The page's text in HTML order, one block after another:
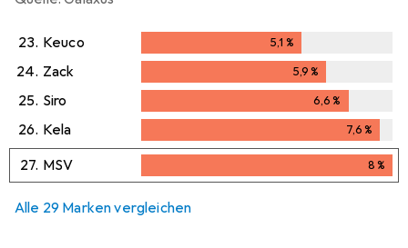
23. Keuco 5,1 %
24. Zack 5,9%
25. Siro 6,6%
26. Kela 7,6%
7,6%
27. MSV 8%
8%
Alle 29 Marken vergleichen